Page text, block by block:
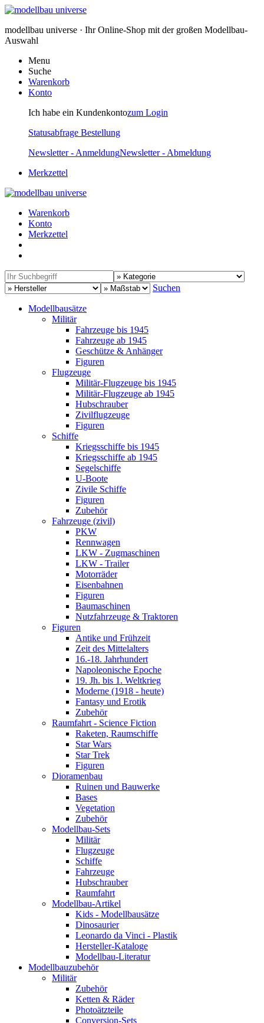
modellbau universe · Ihr Online-Shop mit der großen Modellbau-
Auswahl
Menu
Suche
Warenkorb
Konto
Ich habe ein Kundenkontozum Login
Statusabfrage Bestellung
Newsletter - AnmeldungNewsletter - Abmeldung
Merkzettel
Warenkorb
Konto
Merkzettel
Suchen
Modellbausätze
Militär
Fahrzeuge bis 1945
Fahrzeuge ab 1945
Geschütze & Anhänger
Figuren
Flugzeuge
Militär-Flugzeuge bis 1945
Militär-Flugzeuge ab 1945
Hubschrauber
Zivilflugzeuge
Figuren
Schiffe
Kriegsschiffe bis 1945
Kriegsschiffe ab 1945
Segelschiffe
U-Boote
Zivile Schiffe
Figuren
Zubehör
Fahrzeuge (zivil)
PKW
Rennwagen
LKW - Zugmaschinen
LKW - Trailer
Motorräder
Eisenbahnen
Figuren
Baumaschinen
Nutzfahrzeuge & Traktoren
Figuren
Antike und Frühzeit
Zeit des Mittelalters
16.-18. Jahrhundert
Napoleonische Epoche
19. Jh. bis 1. Weltkrieg
Moderne (1918 - heute)
Fantasy und Erotik
Zubehör
Raumfahrt - Science Fiction
Raketen, Raumschiffe
Star Wars
Star Trek
Figuren
Dioramenbau
Ruinen und Bauwerke
Bases
Vegetation
Zubehör
Modellbau-Sets
Militär
Flugzeuge
Schiffe
Fahrzeuge
Hubschrauber
Raumfahrt
Modellbau-Artikel
Kids - Modellbausätze
Dinosaurier
Leonardo da Vinci - Plastik
Hersteller-Kataloge
Modellbau-Literatur
Modellbauzubehör
Militär
Zubehör
Ketten & Räder
Photoätzteile
Conversion-Sets